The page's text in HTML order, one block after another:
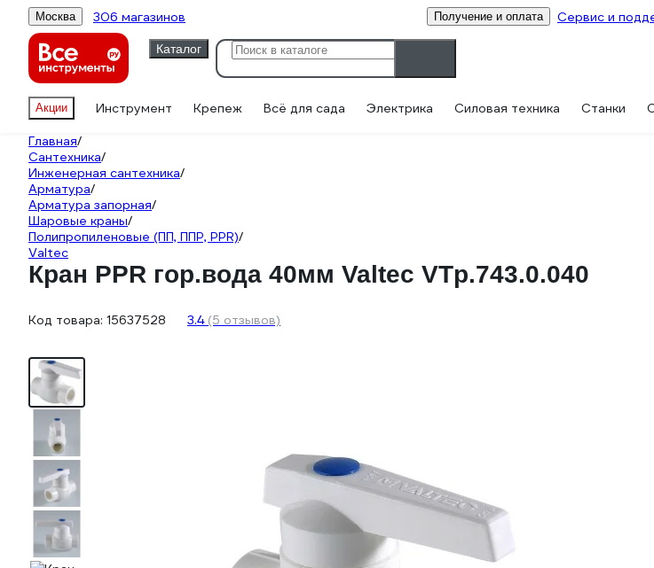
Москва 306 магазинов Получение и оплата Сервис и
Каталог
Акции Инструмент Крепеж Всё для сада Электрика Силовая техника Станки
Главная/
Сантехника/
Инженерная сантехника/
Арматура/
Арматура запорная/
Шаровые краны/
Полипропиленовые (ПП, ППР, PPR)/
Valtec
Кран PPR гор.вода 40мм Valtec VTp.743.0.040
Код товара: 15637528 3.4 (5 отзывов)